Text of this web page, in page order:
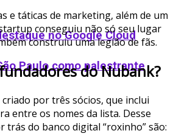
no Google Cloud
Paulo como palestrante
e táticas de marketing, além de um
conseguiu não só seu lugar
construiu uma legião de fãs.
do Nubank?
por três sócios, que inclui
entre os nomes da lista. Desse
trás do banco digital “roxinho” são: